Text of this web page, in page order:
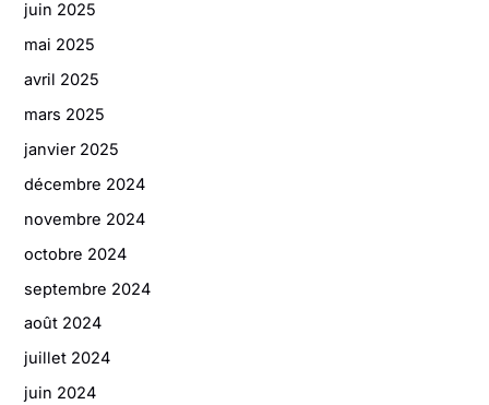
juin 2025
mai 2025
avril 2025
mars 2025
janvier 2025
décembre 2024
novembre 2024
octobre 2024
septembre 2024
août 2024
juillet 2024
juin 2024